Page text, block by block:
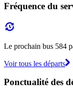
Fréquence du
Le prochain bus 584
Voir tous les départs
Ponctualité des